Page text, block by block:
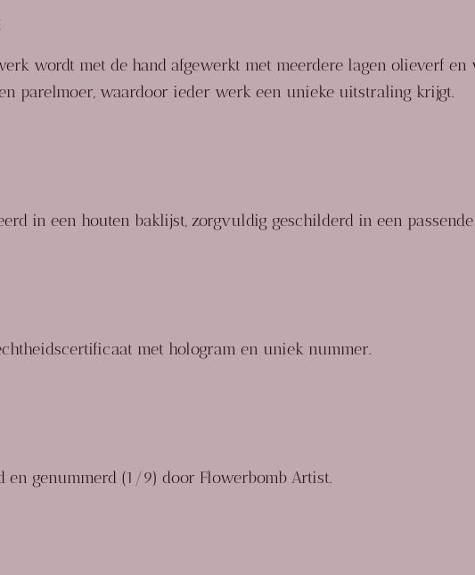
wordt met de hand afgewerkt met meerdere lagen olieverf en
parelmoer, waardoor ieder werk een unieke uitstraling krijgt.
in een houten baklijst, zorgvuldig geschilderd in een
met hologram en uniek nummer.
en genummerd (1/9) door Flowerbomb Artist.